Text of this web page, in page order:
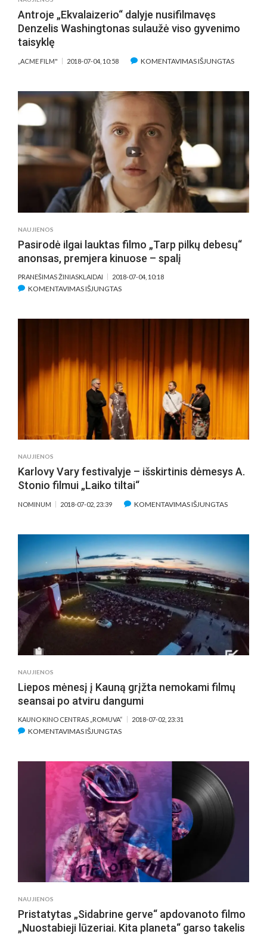
Antroje „Ekvalaizerio“ dalyje nusifilmavęs
Denzelis Washingtonas sulaužė viso gyvenimo
taisyklę
„ACME FILM" 2018-07-04, 10:58 KOMENTAVIMAS IŠJUNGTASĮRAŠE
TAISYKLĘ
NAUJIENOS
Pasirodė ilgai lauktas filmo „Tarp pilkų debesų“
anonsas, premjera kinuose – spalį
PRANEŠIMAS ŽINIASKLAIDAI 2018-07-04, 10:18
KOMENTAVIMAS IŠJUNGTASĮRAŠE
PILKŲ
DEBESŲ“
ANONSAS,
PREMJERA
KINUOSE
–
SPALĮ
NAUJIENOS
Karlovy Vary festivalyje – išskirtinis dėmesys A.
Stonio filmui „Laiko tiltai“
NOMINUM 2018-07-02, 23:39 KOMENTAVIMAS IŠJUNGTASĮRAŠE
DĖMESYS
A.
FILMUI
„LAIKO
NAUJIENOS
Liepos mėnesį į Kauną grįžta nemokami filmų
seansai po atviru dangumi
KAUNO KINO CENTRAS „ROMUVA“ 2018-07-02, 23:31
KOMENTAVIMAS IŠJUNGTASĮRAŠE
Į
KAUNĄ
GRĮŽTA
NEMOKAMI
FILMŲ
SEANSAI
PO
ATVIRU
DANGUMI
NAUJIENOS
Pristatytas „Sidabrine gerve“ apdovanoto filmo
„Nuostabieji lūzeriai. Kita planeta“ garso takelis